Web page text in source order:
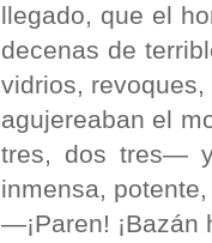
llegado, que el
decenas de
vidrios,
agujereaban el
tres, dos tres—
inmensa,
—¡Paren! ¡Bazán